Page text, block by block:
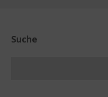
Suche